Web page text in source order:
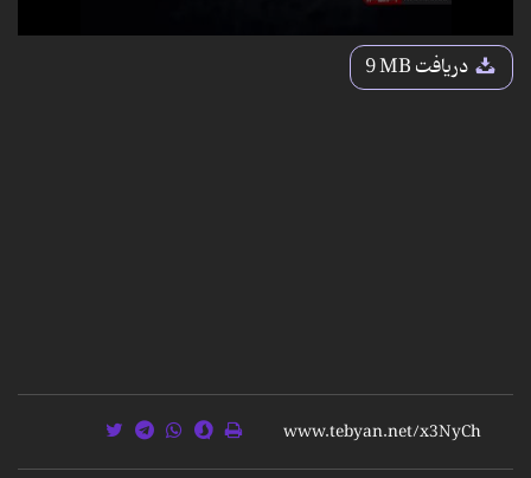
0
دریافت9 MB